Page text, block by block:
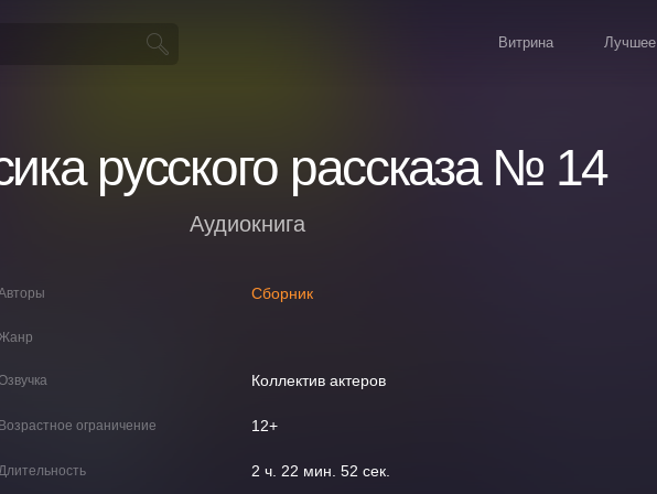
Витрина Лучшее
русского рассказа № 14
Аудиокнига
Сборник
Коллектив актеров
ограничение 12+
2 ч. 22 мин. 52 сек.